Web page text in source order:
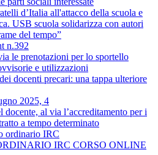
d’Italia all'attacco della scuola e
USB scuola solidarizza con autori
del tempo”
n.392
le prenotazioni per lo sportello
e utilizzazioni
docenti precari: una tappa ulteriore
2025, 4
docente, al via l’accreditamento per i
a tempo determinato
ordinario IRC
IRC CORSO ONLINE